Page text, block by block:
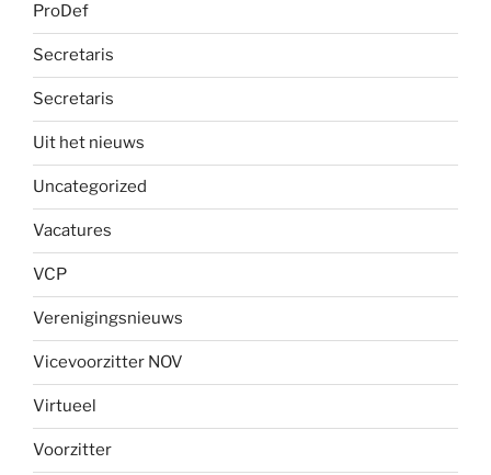
ProDef
Secretaris
Secretaris
Uit het nieuws
Uncategorized
Vacatures
VCP
Verenigingsnieuws
Vicevoorzitter NOV
Virtueel
Voorzitter